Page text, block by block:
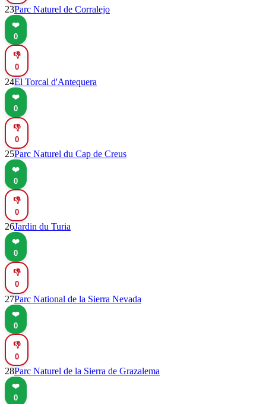
23Parc Naturel de Corralejo
❤️
0
👎
0
24El Torcal d'Antequera
❤️
0
👎
0
25Parc Naturel du Cap de Creus
❤️
0
👎
0
26Jardin du Turia
❤️
0
👎
0
27Parc National de la Sierra Nevada
❤️
0
👎
0
28Parc Naturel de la Sierra de Grazalema
❤️
0